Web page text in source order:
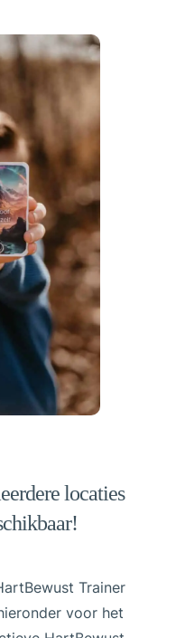
locaties
Trainer
voor het